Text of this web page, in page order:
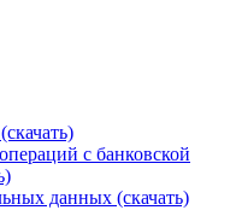
с банковской
данных (скачать)